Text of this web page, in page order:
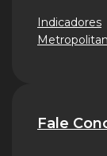
Indicadores
Fale